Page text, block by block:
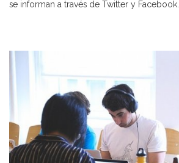
se informan a través de Twitter y Facebook.